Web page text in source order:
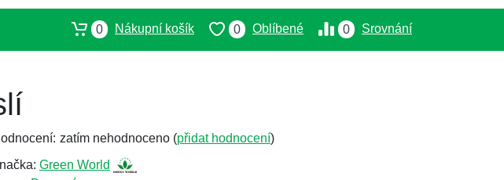
0 Srovnání
0 Oblíbené
0 Nákupní košík
zatím nehodnoceno (přidat hodnocení)
Green World